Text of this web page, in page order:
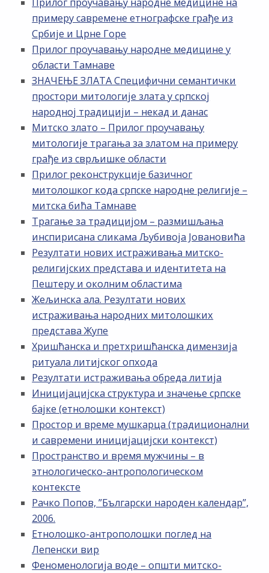
примеру савремене етнографске грађе из
Србије и Црне Горе
Прилог проучавању народне медицине у
области Тамнаве
ЗНАЧЕЊЕ ЗЛАТА Специфични семантички
простори митологије злата у српској
народној традицији – некад и данас
Митско злато – Прилог проучавању
митологије трагања за златом на примеру
грађе из сврљишке области
Прилог реконструкције базичног
митолошког кода српске народне религије –
митска бића Тамнаве
Трагање за традицијом – размишљања
инспирисана сликама Љубивоја Јовановића
Резултати нових истраживања митско-
религијских представа и идентитета на
Пештеру и околним областима
Жељинска ала. Резултати нових
истраживања народних митолошких
представа Жупе
Хришћанска и претхришћанска димензија
ритуала литијског опхода
Резултати истраживања обреда литија
Иницијацијска структура и значење српске
бајке (етнолошки контекст)
Простор и време мушкарца (традиционални
и савремени иницијацијски контекст)
Пространство и время мужчины – в
этнологическо-антропологическом
контексте
Рачко Попов, ”Български народен календар”,
2006.
Етнолошко-антрополошки поглед на
Лепенски вир
Феноменологија воде – општи митско-